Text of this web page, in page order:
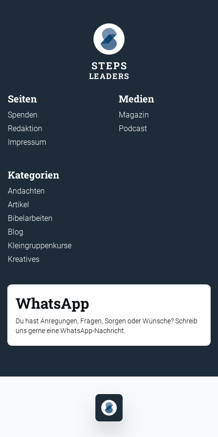
STEPS
LEADERS
Seiten
Spenden
Redaktion
Impressum
Medien
Magazin
Podcast
Kategorien
Andachten
Artikel
Bibelarbeiten
Blog
Kleingruppenkurse
Kreatives
WhatsApp
Du hast Anregungen, Fragen, Sorgen oder Wünsche? Schreib
uns gerne eine WhatsApp-Nachricht.